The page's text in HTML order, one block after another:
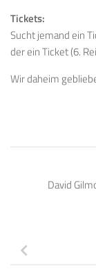
Tickets:
Sucht jemand ein
der ein Ticket (6.
Wir daheim
David